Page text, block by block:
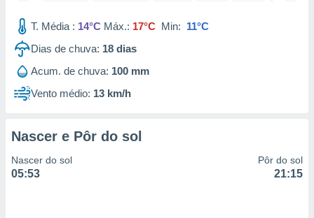
utilizar
criar
medir
da
medir o
T. Média : 14°C Máx.: 17°C Min: 11°C
Dias de chuva: 18 dias
Acum. de chuva: 100 mm
Vento médio: 13 km/h
Nascer e Pôr do sol
Nascer do sol
05:53
Pôr do sol
21:15